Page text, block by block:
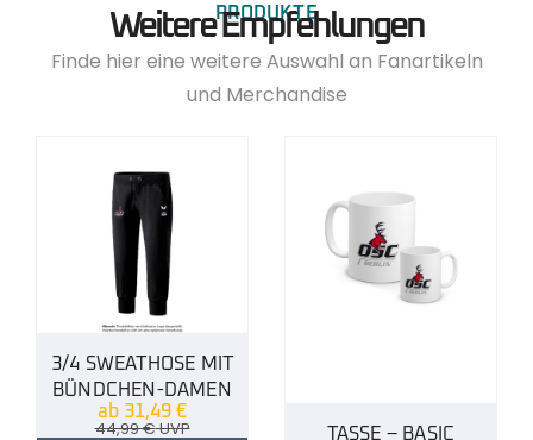
PRODUKTE
Weitere Empfehlungen
Finde hier eine weitere Auswahl an Fanartikeln
und Merchandise
3/4 SWEATHOSE MIT
BÜNDCHEN-DAMEN
ab 31,49 €
44,99€UVP TASSE – BASIC